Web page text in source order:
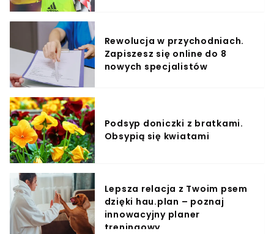
Rewolucja w przychodniach.
Zapiszesz się online do 8
nowych specjalistów
Podsyp doniczki z bratkami.
Obsypią się kwiatami
Lepsza relacja z Twoim psem
dzięki hau.plan – poznaj
innowacyjny planer
treningowy